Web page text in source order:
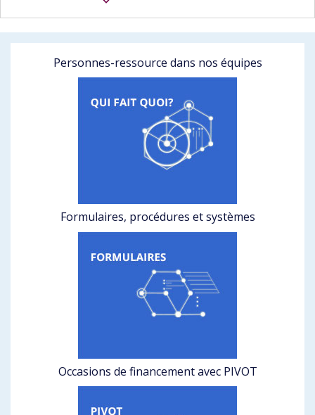
Personnes-ressource dans nos équipes
Formulaires, procédures et systèmes
Occasions de financement avec PIVOT